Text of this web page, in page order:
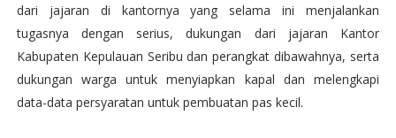
dari jajaran di kantornya yang selama ini menjalankan
tugasnya dengan serius, dukungan dari jajaran Kantor
Kabupaten Kepulauan Seribu dan perangkat dibawahnya, serta
dukungan warga untuk menyiapkan kapal dan melengkapi
data-data persyaratan untuk pembuatan pas kecil.